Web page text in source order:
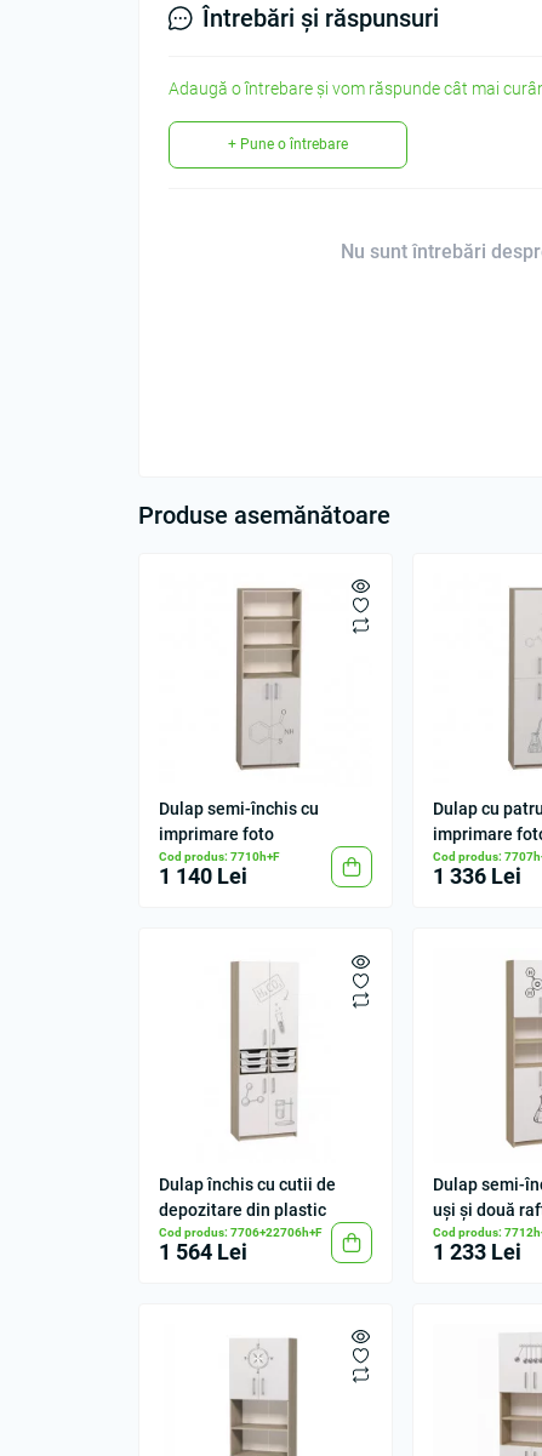
Întrebări și răspunsuri
Adaugă o întrebare și vom răspunde cât mai
+ Pune o întrebare
Nu sunt întrebări
Produse asemănătoare
Dulap semi-închis cu
imprimare foto
Cod produs: 7710h+F
1 140 Lei
Dulap cu
imprimare
Cod produs:
1 336 Lei
Dulap închis cu cutii de
depozitare din plastic
Cod produs: 7706+22706h+F
1 564 Lei
Dulap semi-
uși și două
Cod produs:
1 233 Lei